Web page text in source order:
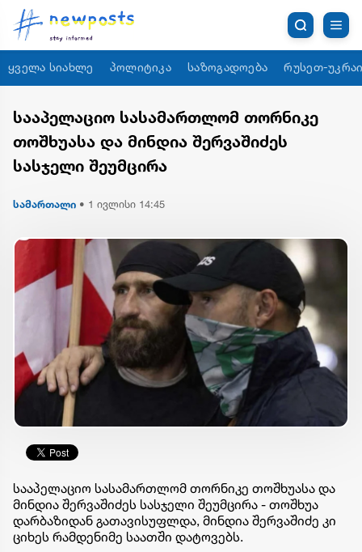
ყველა სიახლე პოლიტიკა საზოგადოება რუსეთ-
სააპელაციო სასამართლომ თორნიკე
თოშხუასა და მინდია შერვაშიძეს
სასჯელი შეუმცირა
სამართალი • 1 ივლისი 14:45
სააპელაციო სასამართლომ თორნიკე თოშხუასა და
მინდია შერვაშიძეს სასჯელი შეუმცირა - თოშხუა
დარბაზიდან გათავისუფლდა, მინდია შერვაშიძე კი
ციხეს რამდენიმე საათში დატოვებს.